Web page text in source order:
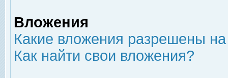
Вложения
Какие вложения разрешены
Как найти свои вложения?